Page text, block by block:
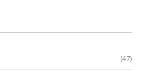
(47)